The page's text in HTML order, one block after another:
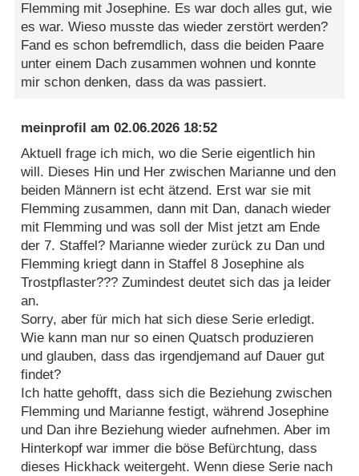
Flemming mit Josephine. Es war doch alles gut, wie
es war. Wieso musste das wieder zerstört werden?
Fand es schon befremdlich, dass die beiden Paare
unter einem Dach zusammen wohnen und konnte
mir schon denken, dass da was passiert.
meinprofil am02.06.2026 18:52
Aktuell frage ich mich, wo die Serie eigentlich hin
will. Dieses Hin und Her zwischen Marianne und den
beiden Männern ist echt ätzend. Erst war sie mit
Flemming zusammen, dann mit Dan, danach wieder
mit Flemming und was soll der Mist jetzt am Ende
der 7. Staffel? Marianne wieder zurück zu Dan und
Flemming kriegt dann in Staffel 8 Josephine als
Trostpflaster??? Zumindest deutet sich das ja leider
an.
Sorry, aber für mich hat sich diese Serie erledigt.
Wie kann man nur so einen Quatsch produzieren
und glauben, dass das irgendjemand auf Dauer gut
findet?
Ich hatte gehofft, dass sich die Beziehung zwischen
Flemming und Marianne festigt, während Josephine
und Dan ihre Beziehung wieder aufnehmen. Aber im
Hinterkopf war immer die böse Befürchtung, dass
dieses Hickhack weitergeht. Wenn diese Serie nach